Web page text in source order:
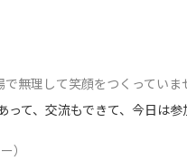
笑顔をつくっていませんか?「人間関係」の
って、交流もできて、今日は
）